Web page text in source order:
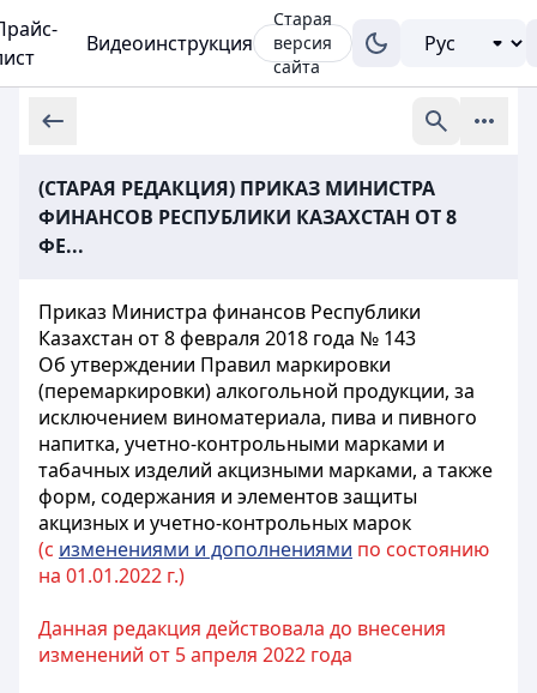
Видеоинструкция
Старая
версия
сайта
(СТАРАЯ РЕДАКЦИЯ) ПРИКАЗ МИНИСТРА
ФИНАНСОВ РЕСПУБЛИКИ КАЗАХСТАН ОТ 8
ФЕ...
Приказ Министра финансов Республики
Казахстан от 8 февраля 2018 года № 143
Об утверждении Правил маркировки
(перемаркировки) алкогольной продукции, за
исключением виноматериала, пива и пивного
напитка, учетно-контрольными марками и
табачных изделий акцизными марками, а также
форм, содержания и элементов защиты
акцизных и учетно-контрольных марок
(с изменениями и дополнениями по состоянию
на 01.01.2022 г.)
Данная редакция действовала до внесения
изменений от 5 апреля 2022 года